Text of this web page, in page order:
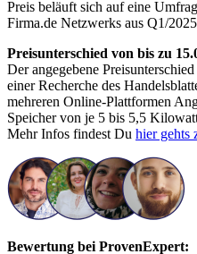
Preis beläuft sich auf eine
Firma.de Netzwerks aus Q1/
Preisunterschied von bis zu
Der angegebene
einer Recherche des
mehreren Online-Plattformen
Speicher von je 5 bis 5,5
Mehr Infos findest Du hier gehts
Bewertung bei ProvenExpert: